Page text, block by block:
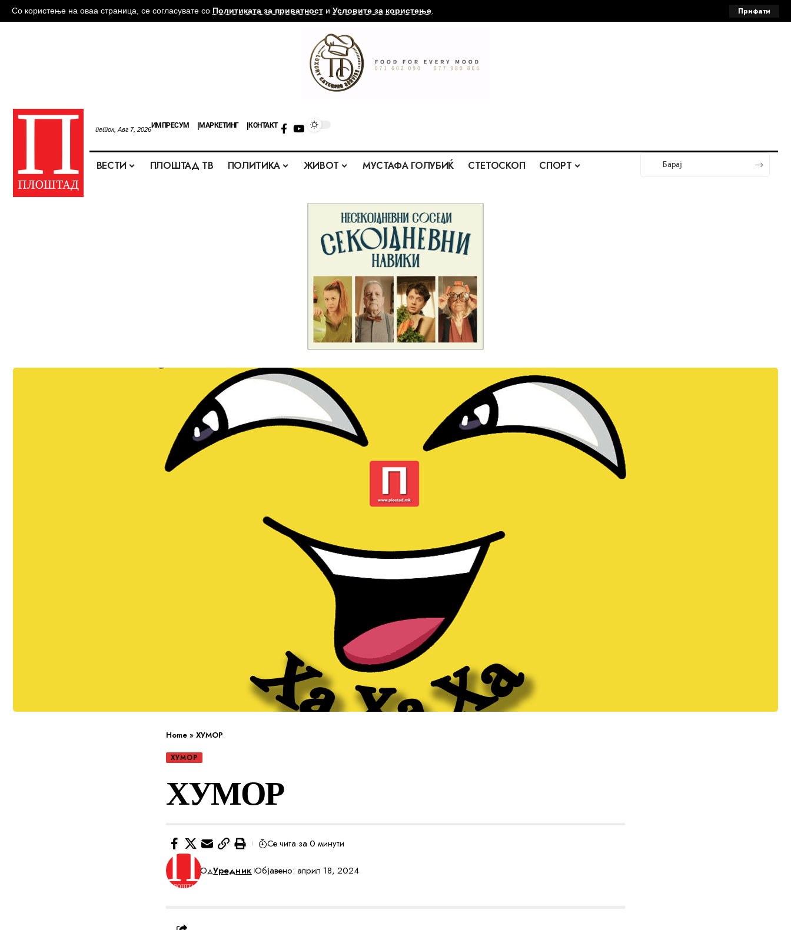
Со користење на оваа страница, се согласувате со Политиката за приватност и Условите за користење. Прифати
петок, Авг 7, 2026ИМПРЕСУМ МАРКЕТИНГ КОНТАКТ
ВЕСТИ ПЛОШТАД ТВ ПОЛИТИКА ЖИВОТ МУСТАФА ГОЛУБИЌ СТЕТОСКОП СПОРТ
Home » ХУМОР
ХУМОР
ХУМОР
ОдУредник Објавено: април 18, 2024
Се чита за 0 минути